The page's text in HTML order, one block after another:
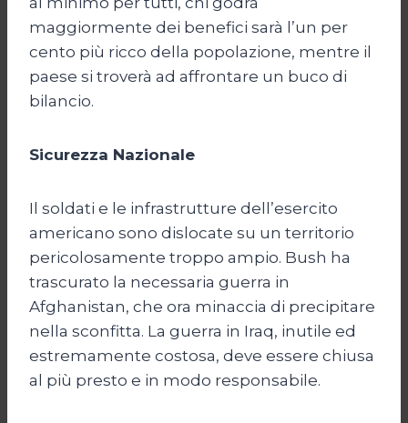
maggiormente dei benefici sarà l’un per
cento più ricco della popolazione, mentre il
paese si troverà ad affrontare un buco di
bilancio.
Sicurezza Nazionale
Il soldati e le infrastrutture dell’esercito
americano sono dislocate su un territorio
pericolosamente troppo ampio. Bush ha
trascurato la necessaria guerra in
Afghanistan, che ora minaccia di precipitare
nella sconfitta. La guerra in Iraq, inutile ed
estremamente costosa, deve essere chiusa
al più presto e in modo responsabile.